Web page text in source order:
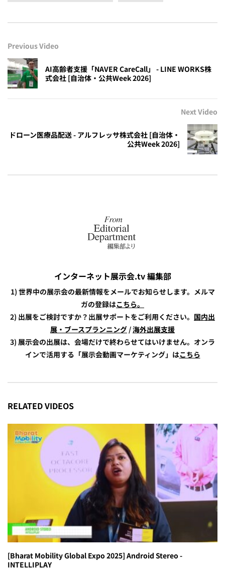
Previous Video
AI高齢者支援「NAVER CareCall」 - LINE WORKS株
式会社 [自治体・公共Week 2026]
Next Video
ドローン医療品配送 - アルフレッサ株式会社 [自治体・
公共Week 2026]
インターネット展示会.tv 編集部
1) 世界中の展示会の最新情報をメールでお知らせします。メルマ
ガの登録はこちら。
2) 出展をご検討ですか？出展サポートをご利用ください。 国内出
展・ブースプランニング /海外出展支援
3) 展示会の出展は、会場だけで終わらせてはいけません。オンラ
インで活用する「展示会動画マーケティング」はこちら
RELATED VIDEOS
[Bharat Mobility Global Expo 2025] Android Stereo -
INTELLIPLAY